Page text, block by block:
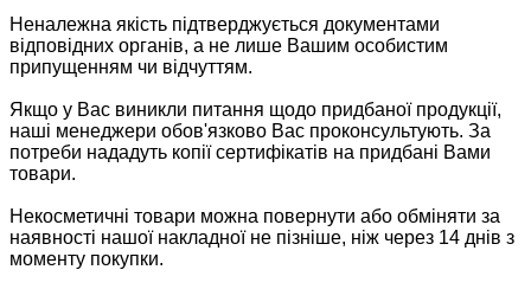
Неналежна якість підтверджується документами
відповідних органів, а не лише Вашим особистим
припущенням чи відчуттям.
Якщо у Вас виникли питання щодо придбаної продукції,
наші менеджери обов'язково Вас проконсультують. За
потреби нададуть копії сертифікатів на придбані Вами
товари.
Некосметичні товари можна повернути або обміняти за
наявності нашої накладної не пізніше, ніж через 14 днів з
моменту покупки.